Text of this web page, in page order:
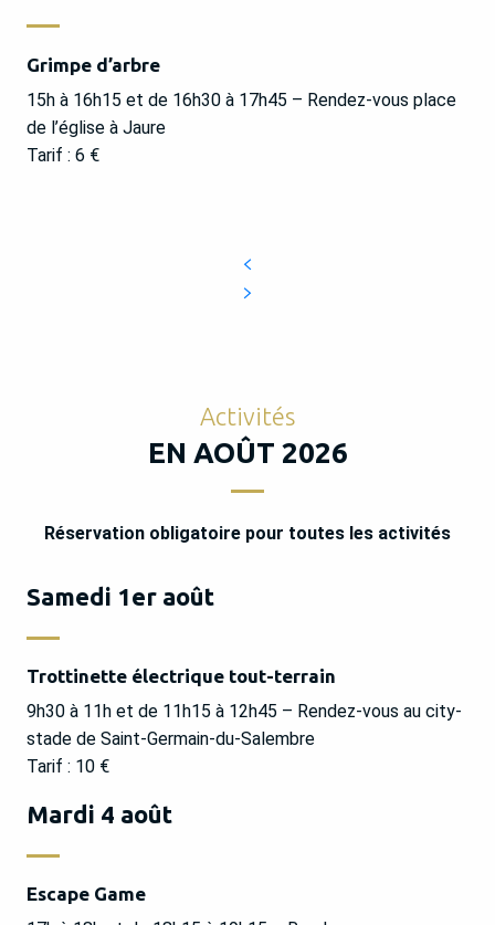
Grimpe d’arbre
15h à 16h15 et de 16h30 à 17h45 – Rendez-vous place
de l’église à Jaure
Tarif : 6 €
Activités
EN AOÛT 2026
Réservation obligatoire pour toutes les activités
Samedi 1er août
Trottinette électrique tout-terrain
9h30 à 11h et de 11h15 à 12h45 – Rendez-vous au city-
stade de Saint-Germain-du-Salembre
Tarif : 10 €
Mardi 4 août
Escape Game